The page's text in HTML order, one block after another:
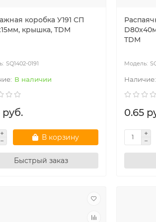
LED ДСП 1200 4000лм
6000К IP65 TDM
серии СВО
коробка У191 СП
крышка, TDM
SQ1402-0191
В наличии
руб.
В корзину
Быстрый заказ
TDM
0.65